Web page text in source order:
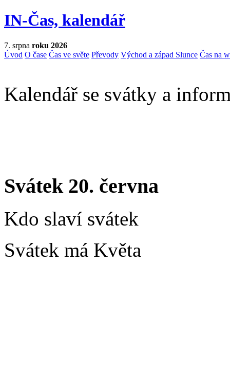
IN-Čas, kalendář
7. srpna roku 2026
Úvod O čase Čas ve světe Převody Východ a západ Slunce Čas na
Kalendář se svátky a
Svátek 20. června
Kdo slaví svátek
Svátek má Květa